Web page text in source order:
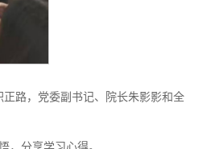
路，党委副书记、院长朱影影和全